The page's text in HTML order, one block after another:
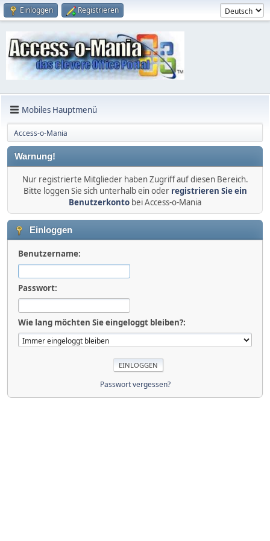
Einloggen Registrieren
Mobiles Hauptmenü
Access-o-Mania
Warnung!
Nur registrierte Mitglieder haben Zugriff auf diesen Bereich.
Bitte loggen Sie sich unterhalb ein oder registrieren Sie ein
Benutzerkonto bei Access-o-Mania
Einloggen
Benutzername:
Passwort:
Wie lang möchten Sie eingeloggt bleiben?:
Passwort vergessen?